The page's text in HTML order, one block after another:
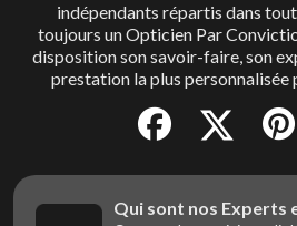
indépendants répartis dans
toujours un Opticien Par
disposition son savoir-faire, son
prestation la plus personnalisée
Qui sont nos Experts